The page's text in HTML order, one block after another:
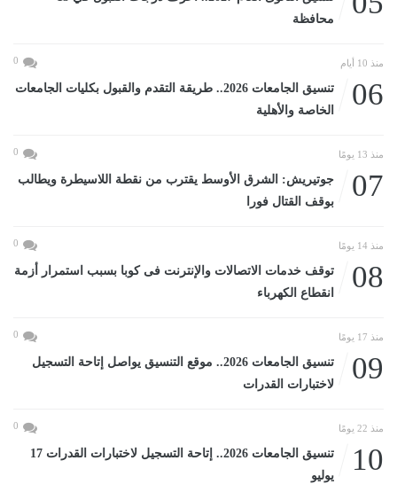
محافظة
منذ 10 أيام 0
06
تنسيق الجامعات 2026.. طريقة التقدم والقبول بكليات الجامعات
الخاصة والأهلية
منذ 13 يومًا 0
07
جوتيريش: الشرق الأوسط يقترب من نقطة اللاسيطرة ويطالب
بوقف القتال فورا
منذ 14 يومًا 0
08
توقف خدمات الاتصالات والإنترنت فى كوبا بسبب استمرار أزمة
انقطاع الكهرباء
منذ 17 يومًا 0
09
تنسيق الجامعات 2026.. موقع التنسيق يواصل إتاحة التسجيل
لاختبارات القدرات
منذ 22 يومًا 0
10
تنسيق الجامعات 2026.. إتاحة التسجيل لاختبارات القدرات 17
يوليو